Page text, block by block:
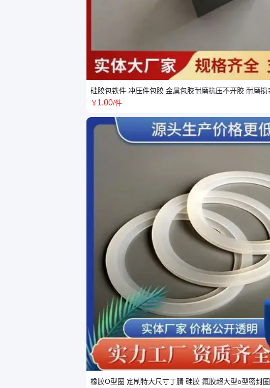
硅胶包铁件 冲压件包胶 金属包胶耐磨抗压不开胶 耐磨损
￥1.00/件
橡胶O型圈 定制特大尺寸丁腈 硅胶 氟胶超大型o型密封